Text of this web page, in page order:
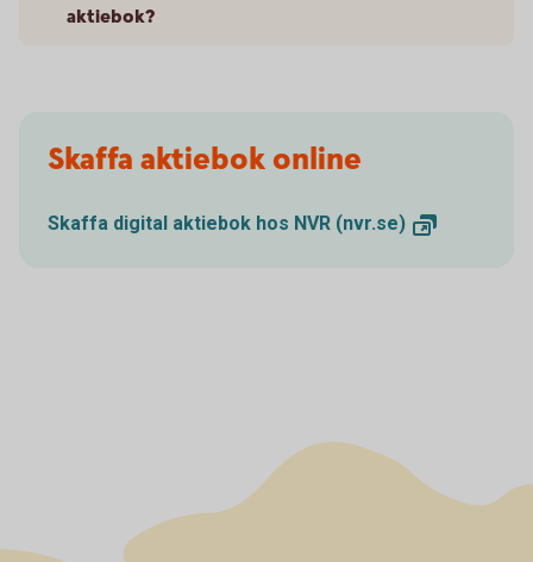
aktiebok?
Skaffa aktiebok online
Skaffa digital aktiebok hos NVR (nvr.se)